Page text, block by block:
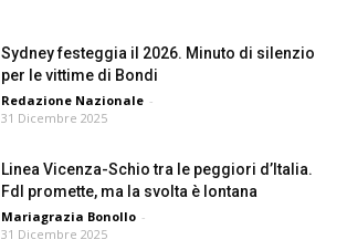
Sydney festeggia il 2026. Minuto di silenzio
per le vittime di Bondi
Redazione Nazionale -
31 Dicembre 2025
Linea Vicenza-Schio tra le peggiori d’Italia.
FdI promette, ma la svolta è lontana
Mariagrazia Bonollo -
31 Dicembre 2025